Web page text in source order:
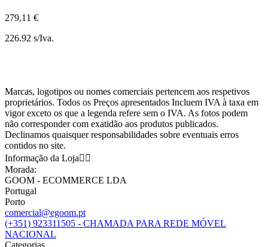
279,11 €
226.92 s/Iva.
Marcas, logotipos ou nomes comerciais pertencem aos respetivos
proprietários. Todos os Preços apresentados Incluem IVA à taxa em
vigor exceto os que a legenda refere sem o IVA. As fotos podem
não corresponder com exatidão aos produtos publicados.
Declinamos quaisquer responsabilidades sobre eventuais erros
contidos no site.
Informação da Loja 
Morada:
GOOM - ECOMMERCE LDA
Portugal
Porto
comercial@egoom.pt
(+351) 923311505 - CHAMADA PARA REDE MÓVEL
NACIONAL
Categorias